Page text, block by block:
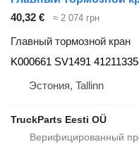
40,32 € ≈ 2 074 грн
Главный тормозной кран
K000661 SV1491 41211335
Эстония, Tallinn
TruckParts Eesti OÜ